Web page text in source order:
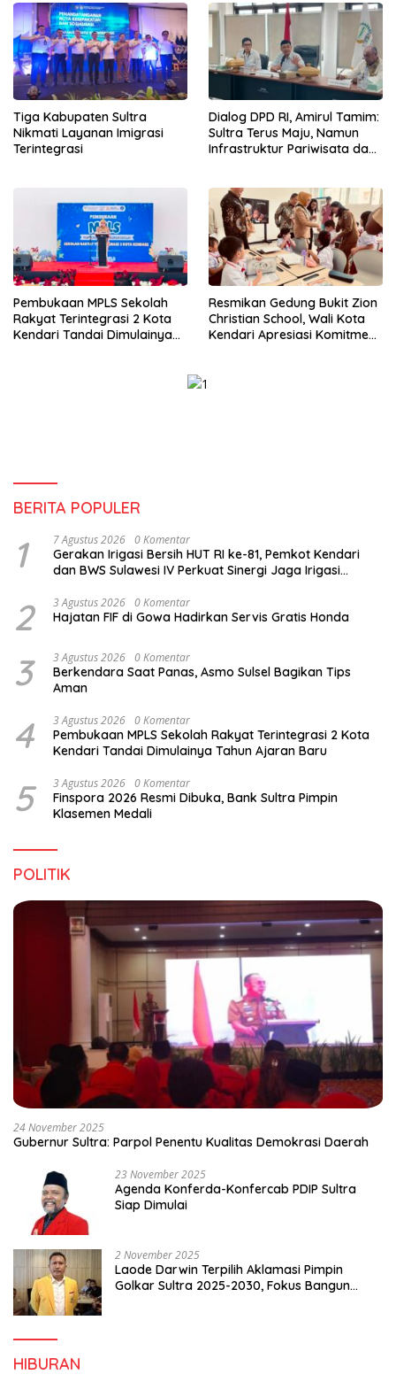
Tiga Kabupaten Sultra
Nikmati Layanan Imigrasi
Terintegrasi
Dialog DPD RI, Amirul Tamim:
Sultra Terus Maju, Namun
Infrastruktur Pariwisata dan
Pembukaan MPLS Sekolah
Rakyat Terintegrasi 2 Kota
Kendari Tandai Dimulainya
Resmikan Gedung Bukit Zion
Christian School, Wali Kota
Kendari Apresiasi Komitmen
BERITA POPULER
1 7 Agustus 2026 0 Komentar
Gerakan Irigasi Bersih HUT RI ke-81, Pemkot Kendari
dan BWS Sulawesi IV Perkuat Sinergi Jaga Irigasi
2 3 Agustus 2026 0 Komentar
Hajatan FIF di Gowa Hadirkan Servis Gratis Honda
3 3 Agustus 2026 0 Komentar
Berkendara Saat Panas, Asmo Sulsel Bagikan Tips
Aman
4 3 Agustus 2026 0 Komentar
Pembukaan MPLS Sekolah Rakyat Terintegrasi 2 Kota
Kendari Tandai Dimulainya Tahun Ajaran Baru
5 3 Agustus 2026 0 Komentar
Finspora 2026 Resmi Dibuka, Bank Sultra Pimpin
Klasemen Medali
POLITIK
24 November 2025
Gubernur Sultra: Parpol Penentu Kualitas Demokrasi Daerah
23 November 2025
Agenda Konferda-Konfercab PDIP Sultra
Siap Dimulai
2 November 2025
Laode Darwin Terpilih Aklamasi Pimpin
Golkar Sultra 2025-2030, Fokus Bangun
HIBURAN